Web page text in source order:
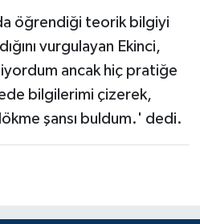
öğrendiği teorik bilgiyi
vurgulayan Ekinci,
ancak hiç pratiğe
bilgilerimi çizerek,
şansı buldum.' dedi.